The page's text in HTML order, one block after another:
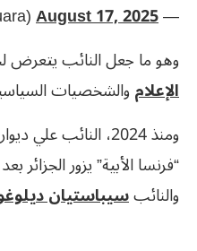
— Aly D (@AlyDiouara)
August 17, 2025
وهو ما جعل النائب
الإعلاموالشخصيات
ومنذ 2024، النائب
“فرنسا الأبية” يزور الجزائر
والنائبسيباستيان